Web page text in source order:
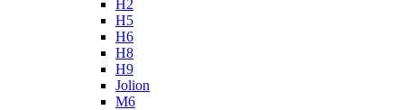
H2
H5
H6
H8
H9
Jolion
M6